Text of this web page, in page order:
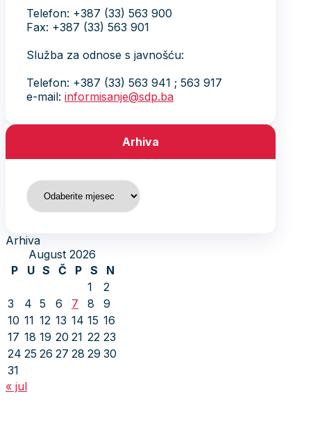
Telefon: +387 (33) 563 900
Fax: +387 (33) 563 901
Služba za odnose s javnošću:
Telefon: +387 (33) 563 941 ; 563 917
e-mail: informisanje@sdp.ba
Arhiva
Arhiva
Arhiva
August 2026
P
U S Č P S
N
1
2
3
4 5 6 7 8
9
10 11 12 13 14 15 16
17 18 19 20 21 22 23
24 25 26 27 28 29 30
31
« jul